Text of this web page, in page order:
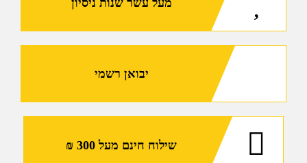
Useמעל עשר שנות ניסיון
יבואן רשמי
שילוח חינם מעל 300 ₪